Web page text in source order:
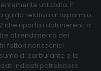
utilizzata. E’
guida relativa al risparmio
che riporta i dati inerenti a
al rendimento del
fattori non tecnici
di carburante e le
dati indicati potrebbero